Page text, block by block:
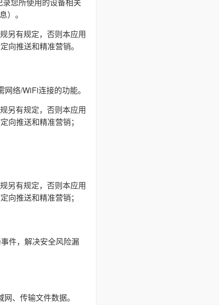
您所使用的设备相关
）。
另有规定，否则本应用
向推送和精准营销。
络/WiFi连接的功能。
另有规定，否则本应用
向推送和精准营销；
另有规定，否则本应用
向推送和精准营销；
件，解决安全风险漏
、传输文件数据。